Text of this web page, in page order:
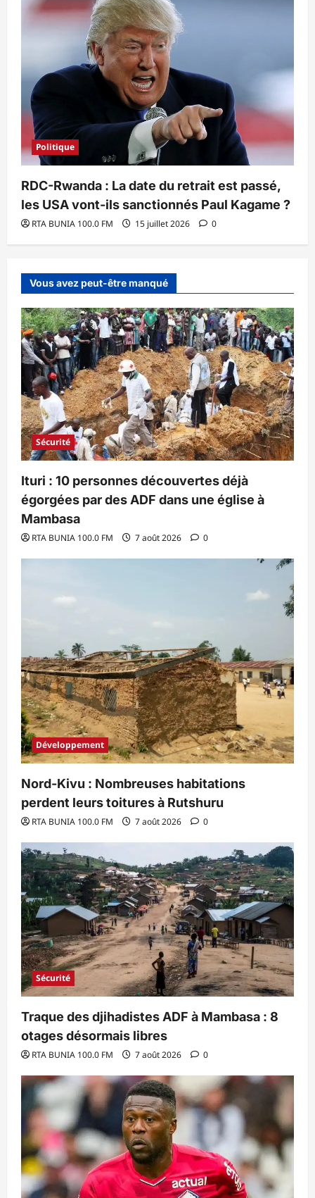
Politique
RDC-Rwanda : La date du retrait est passé,
les USA vont-ils sanctionnés Paul Kagame ?
RTA BUNIA 100.0 FM 15 juillet 2026 0
Vous avez peut-être manqué
Sécurité
Ituri : 10 personnes découvertes déjà
égorgées par des ADF dans une église à
Mambasa
RTA BUNIA 100.0 FM 7 août 2026 0
Développement
Nord-Kivu : Nombreuses habitations
perdent leurs toitures à Rutshuru
RTA BUNIA 100.0 FM 7 août 2026 0
Sécurité
Traque des djihadistes ADF à Mambasa : 8
otages désormais libres
RTA BUNIA 100.0 FM 7 août 2026 0